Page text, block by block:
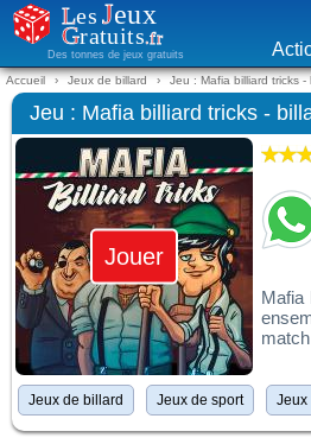
Des tonnes de jeux gratuits
Accueil Jeux de billard Jeu : Mafia billiard tricks -
Jeu : Mafia billiard tricks -
Jouer
Mafia
Jeux de billard Jeux de sport Jeux